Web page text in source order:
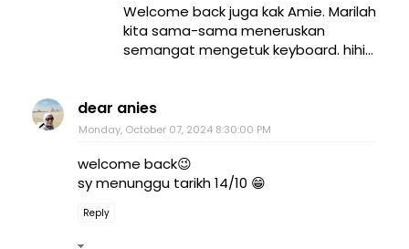
Welcome back juga kak Amie. Marilah
kita sama-sama meneruskan
semangat mengetuk keyboard. hihi...
dear anies
Monday, October 07, 2024 8:30:00 PM
welcome back😉
sy menunggu tarikh 14/10 😁
Reply